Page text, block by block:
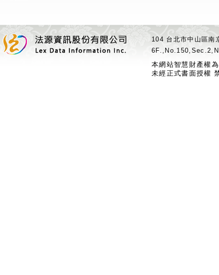
104 台北市中山區
本網站智慧財產權
未經正式書面授權